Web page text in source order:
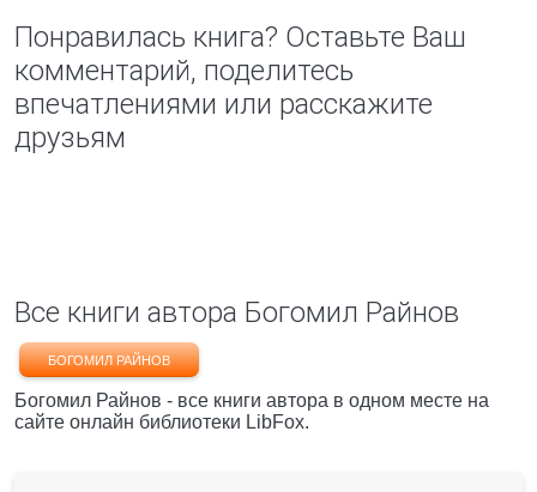
Понравилась книга? Оставьте Ваш
комментарий, поделитесь
впечатлениями или расскажите
друзьям
Все книги автора Богомил Райнов
БОГОМИЛ РАЙНОВ
Богомил Райнов - все книги автора в одном месте на
сайте онлайн библиотеки LibFox.